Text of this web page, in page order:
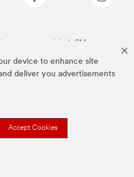
device to enhance site
deliver you advertisements
Accept Cookies
marcas comerciais da 3M.